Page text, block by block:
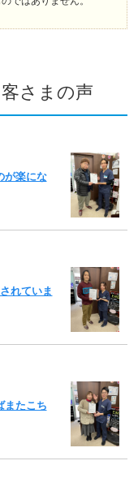
さまの声
が楽にな
れていま
またこち